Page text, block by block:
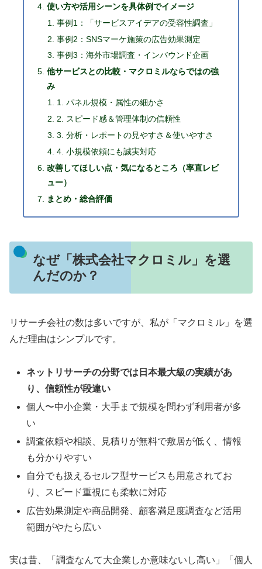
使い方や活用シーンを具体例でイメージ
事例1：「サービスアイデアの受容性調査」
事例2：SNSマーケ施策の広告効果測定
事例3：海外市場調査・インバウンド企画
他サービスとの比較・マクロミルならではの強
み
1. パネル規模・属性の細かさ
2. スピード感＆管理体制の信頼性
3. 分析・レポートの見やすさ＆使いやすさ
4. 小規模依頼にも誠実対応
改善してほしい点・気になるところ（率直レビ
ュー）
まとめ・総合評価
なぜ「株式会社マクロミル」を選
んだのか？
リサーチ会社の数は多いですが、私が「マクロミル」を選
んだ理由はシンプルです。
ネットリサーチの分野では日本最大級の実績があ
り、信頼性が段違い
個人〜中小企業・大手まで規模を問わず利用者が多
い
調査依頼や相談、見積りが無料で敷居が低く、情報
も分かりやすい
自分でも扱えるセルフ型サービスも用意されてお
り、スピード重視にも柔軟に対応
広告効果測定や商品開発、顧客満足度調査など活用
範囲がやたら広い
実は昔、「調査なんて大企業しか意味ないし高い」「個人